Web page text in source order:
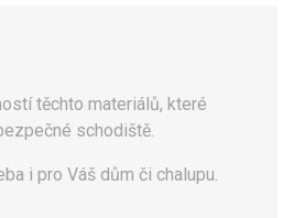
těchto materiálů, které
schodiště.
i pro Váš dům či chalupu.